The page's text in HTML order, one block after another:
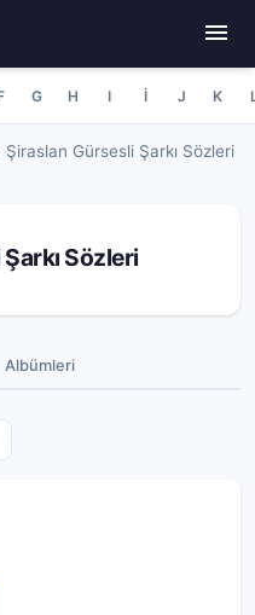
G H I İ J K
Şiraslan Gürsesli Şarkı Sözleri
Sözleri
Albümleri